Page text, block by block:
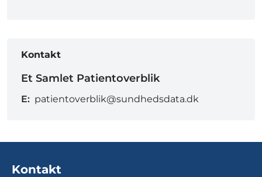
Kontakt
Et Samlet Patientoverblik
E: patientoverblik@sundhedsdata.dk
Kontakt